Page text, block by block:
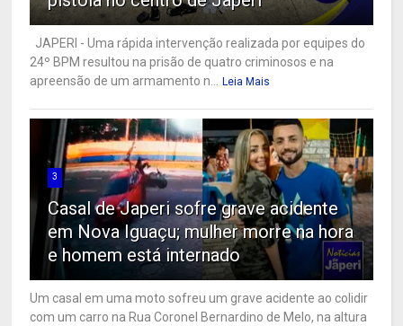
JAPERI - Uma rápida intervenção realizada por equipes do
24º BPM resultou na prisão de quatro criminosos e na
apreensão de um armamento n...
Leia Mais
3
Casal de Japeri sofre grave acidente
em Nova Iguaçu; mulher morre na hora
e homem está internado
Um casal em uma moto sofreu um grave acidente ao colidir
com um carro na Rua Coronel Bernardino de Melo, na altura